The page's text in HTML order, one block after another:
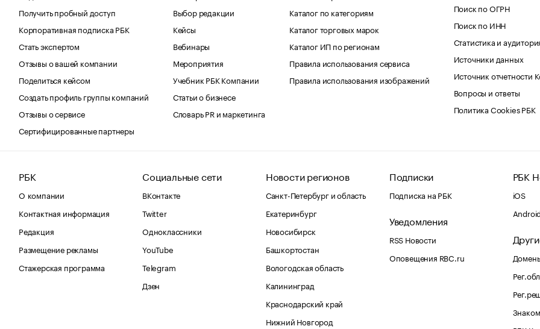
Получить пробный доступ
Корпоративная подписка РБК
Стать экспертом
Отзывы о вашей компании
Поделиться кейсом
Создать профиль группы компаний
Отзывы о сервисе
Сертифицированные партнеры
Выбор редакции
Кейсы
Вебинары
Мероприятия
Учебник РБК Компании
Статьи о бизнесе
Словарь PR и маркетинга
Каталог по категориям
Каталог торговых марок
Каталог ИП по регионам
Правила использования сервиса
Правила использования изображений
Поиск по ОГРН
Поиск по ИНН
Статистика и
Источники данных
Источник отчетности
Вопросы и ответы
Политика Cookies РБК
РБК
О компании
Контактная информация
Редакция
Размещение рекламы
Стажерская программа
Социальные сети
ВКонтакте
Twitter
Одноклассники
YouTube
Telegram
Дзен
Новости регионов
Санкт-Петербург и область
Екатеринбург
Новосибирск
Башкортостан
Вологодская область
Калининград
Краснодарский край
Нижний Новгород
Подписки
Подписка на РБК
Уведомления
RSS Новости
Оповещения RBC.ru
РБК
iOS